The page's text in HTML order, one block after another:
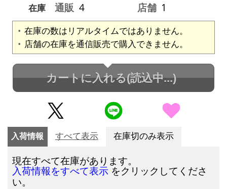
在庫
通販 4 店舗 1
在庫の数はリアルタイムではありません。
店舗の在庫を通信販売で購入できません。
カートに入れる(読込中...)
入荷情報 すべて表示 在庫切のみ表示
現在すべて在庫があります。
入荷情報をすべて表示 をクリックしてくださ
い。